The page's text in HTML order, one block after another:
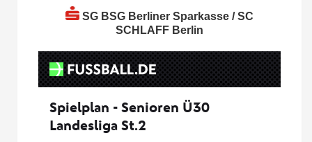
SG BSG Berliner Sparkasse / SC
SCHLAFF Berlin